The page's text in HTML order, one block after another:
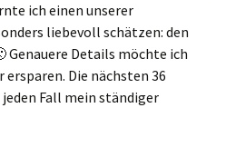
ich einen unserer
liebevoll schätzen: den
Genauere Details möchte ich
ersparen. Die nächsten 36
Fall mein ständiger